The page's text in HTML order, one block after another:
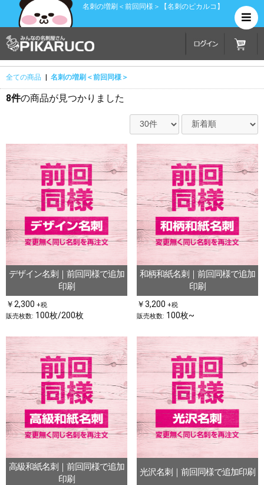
名刺の増刷＜前回同様＞【名刺のピカルコ】
全ての商品 | 名刺の増刷＜前回同様＞
8件の商品が見つかりました
デザイン名刺｜前回同様で追加
印刷
￥2,300 +税
販売枚数: 100枚/200枚
和柄和紙名刺｜前回同様で追加
印刷
￥3,200 +税
販売枚数: 100枚~
高級和紙名刺｜前回同様で追加
印刷
光沢名刺｜前回同様で追加印刷